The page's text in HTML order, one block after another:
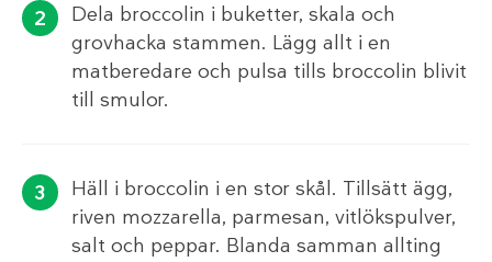
Dela broccolin i buketter, skala och
grovhacka stammen. Lägg allt i en
matberedare och pulsa tills broccolin blivit
till smulor.
Häll i broccolin i en stor skål. Tillsätt ägg,
riven mozzarella, parmesan, vitlökspulver,
salt och peppar. Blanda samman allting